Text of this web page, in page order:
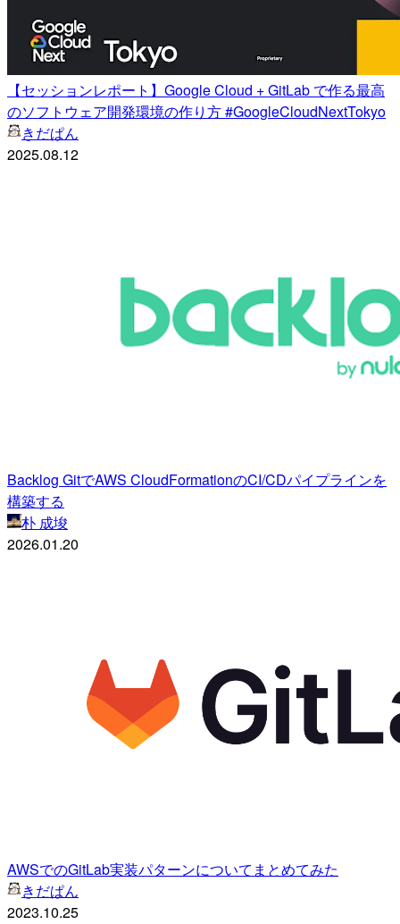
【セッションレポート】Google Cloud + GitLab で作る最高
のソフトウェア開発環境の作り方 #GoogleCloudNextTokyo
きだぱん
2025.08.12
Backlog GitでAWS CloudFormationのCI/CDパイプラインを
構築する
朴 成埈
2026.01.20
AWSでのGitLab実装パターンについてまとめてみた
きだぱん
2023.10.25